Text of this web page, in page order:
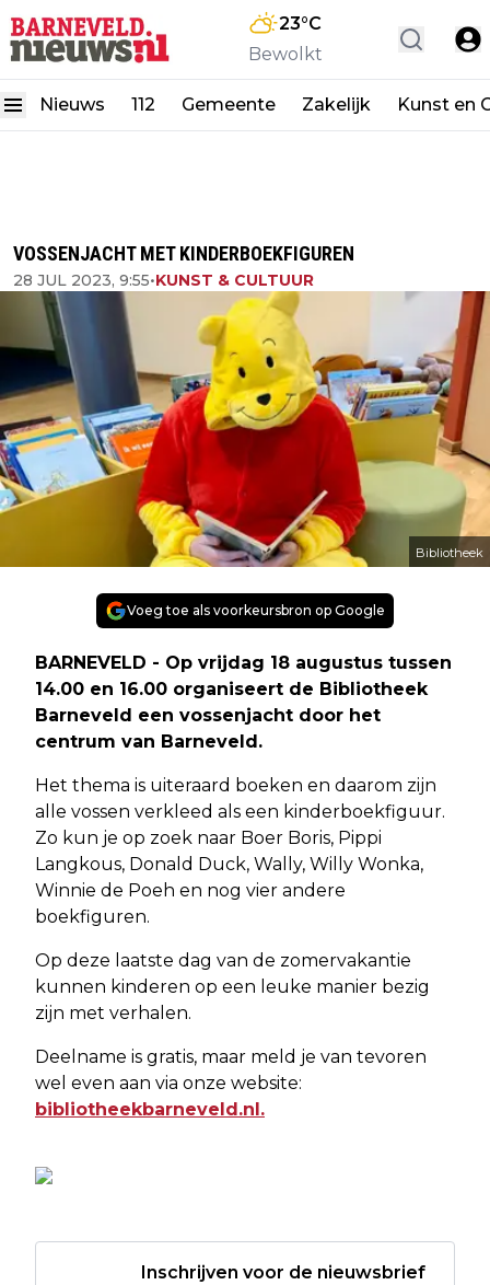
23°C
Bewolkt
Nieuws 112 Gemeente Zakelijk Kunst en
VOSSENJACHT MET KINDERBOEKFIGUREN
28 JUL 2023, 9:55•KUNST & CULTUUR
Bibliotheek
Voeg toe als voorkeursbron op Google
BARNEVELD - Op vrijdag 18 augustus tussen
14.00 en 16.00 organiseert de Bibliotheek
Barneveld een vossenjacht door het
centrum van Barneveld.
Het thema is uiteraard boeken en daarom zijn
alle vossen verkleed als een kinderboekfiguur.
Zo kun je op zoek naar Boer Boris, Pippi
Langkous, Donald Duck, Wally, Willy Wonka,
Winnie de Poeh en nog vier andere
boekfiguren.
Op deze laatste dag van de zomervakantie
kunnen kinderen op een leuke manier bezig
zijn met verhalen.
Deelname is gratis, maar meld je van tevoren
wel even aan via onze website:
bibliotheekbarneveld.nl.
Inschrijven voor de nieuwsbrief